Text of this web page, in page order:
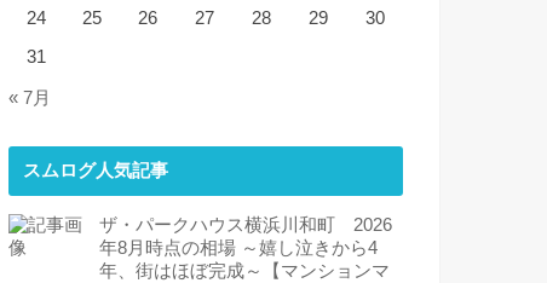
24
25 26 27 28 29
30
31
« 7月
スムログ人気記事
ザ・パークハウス横浜川和町 2026
年8月時点の相場 ～嬉し泣きから4
年、街はほぼ完成～【マンションマ